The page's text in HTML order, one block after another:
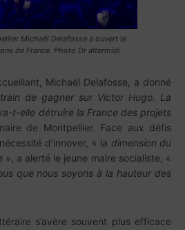
Michaël Delafosse a ouvert le
de France. Photo Dr altermidi
Michaël Delafosse, a donné
de gagner sur Victor Hugo. La
t-elle détruire la France des projets
de Montpellier. Face aux défis
d’innover, « la dimension du
», a alerté le jeune maire socialiste, «
que nous soyons à la hauteur des
s’avère souvent plus efficace